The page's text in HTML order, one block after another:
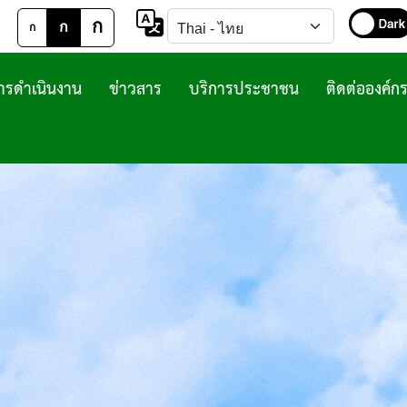
ก ก ก
ติดต่อองค์กร
บริการประชาชน
ข่าวสาร
ดำเนินงาน